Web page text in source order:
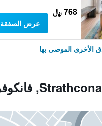
768 ﷼
عرض الصفقة
الأخرى الموصى بها